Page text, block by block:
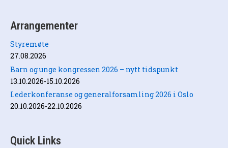
Arrangementer
Styremøte
27.08.2026
Barn og unge kongressen 2026 – nytt tidspunkt
13.10.2026-15.10.2026
Lederkonferanse og generalforsamling 2026 i Oslo
20.10.2026-22.10.2026
Quick Links